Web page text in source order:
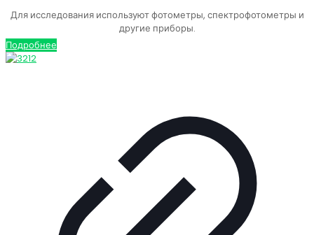
Для исследования используют фотометры, спектрофотометры и
другие приборы.
Подробнее